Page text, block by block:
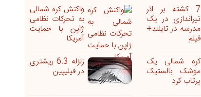
7 کشته بر اثر
تیراندازی در یک
مدرسه در تایلند+
فیلم
کره شمالی یک
موشک بالستیک
پرتاب کرد
واکنش کره شمالی
به تحرکات نظامی
ژاپن با حمایت
آمریکا
زلزله 6.3 ریشتری
در فیلیپین